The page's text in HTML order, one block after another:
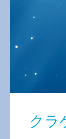
クラ